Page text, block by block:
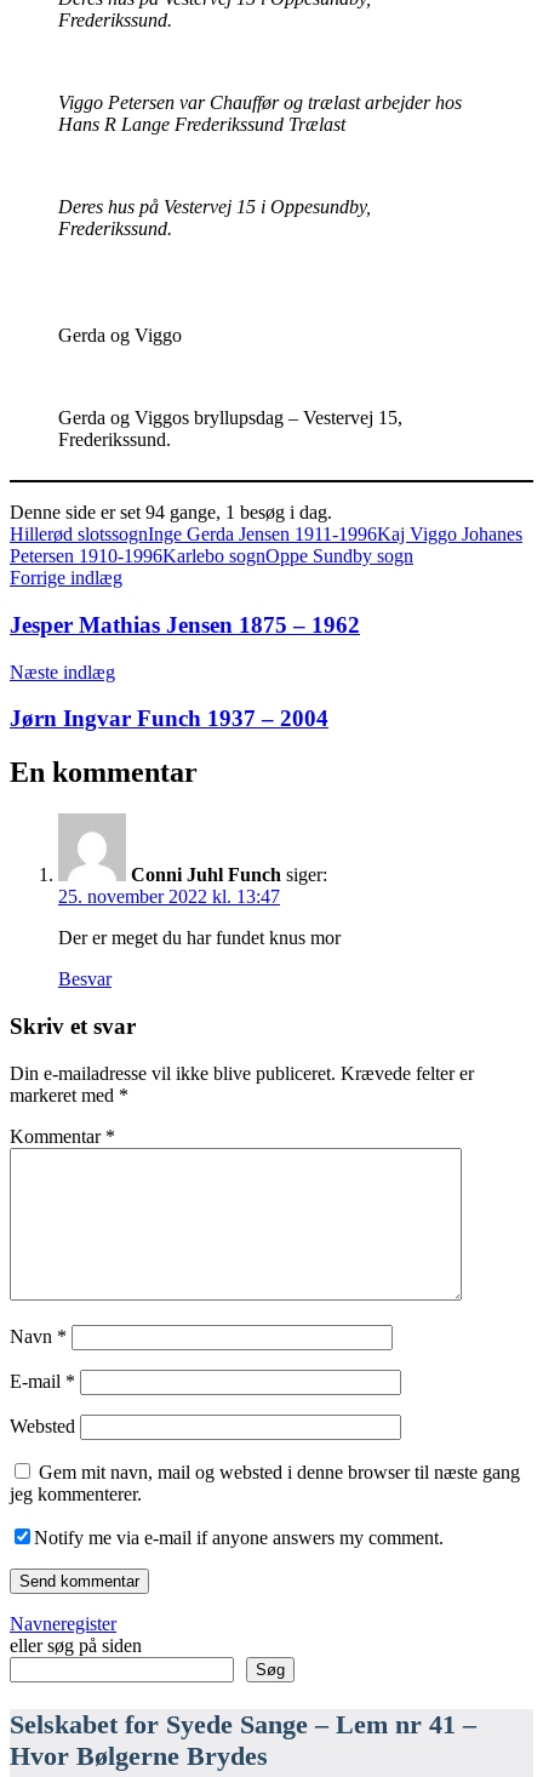
Frederikssund.
Viggo Petersen var Chauffør og trælast arbejder hos
Hans R Lange Frederikssund Trælast
Deres hus på Vestervej 15 i Oppesundby,
Frederikssund.
Gerda og Viggo
Gerda og Viggos bryllupsdag – Vestervej 15,
Frederikssund.
Denne side er set 94 gange, 1 besøg i dag.
Tags
Hillerød slotssognInge Gerda Jensen 1911-1996Kaj Viggo Johanes
Petersen 1910-1996Karlebo sognOppe Sundby sogn
Indlægsnavigation
Forrige indlæg
Jesper Mathias Jensen 1875 – 1962
Næste indlæg
Jørn Ingvar Funch 1937 – 2004
En kommentar
Conni Juhl Funch siger:
25. november 2022 kl. 13:47
Der er meget du har fundet knus mor
Besvar
Skriv et svar
Din e-mailadresse vil ikke blive publiceret. Krævede felter er
markeret med *
Kommentar *
Navn *
E-mail *
Websted
Gem mit navn, mail og websted i denne browser til næste gang
jeg kommenterer.
Notify me via e-mail if anyone answers my comment.
Navneregister
eller søg på siden
Søg
Selskabet for Syede Sange – Lem nr 41 –
Hvor Bølgerne Brydes